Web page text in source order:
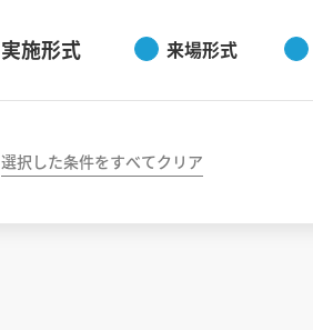
実施形式 来場形式
選択した条件をすべてクリア